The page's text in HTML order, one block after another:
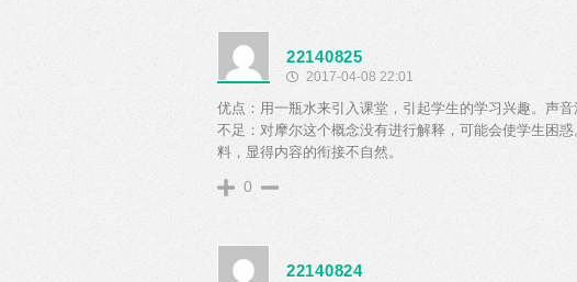
22140825
2017-04-08 22:01
优点：用一瓶水来引入课堂，引起学生的学习兴趣。声音
不足：对摩尔这个概念没有进行解释，可能会使学生困
料，显得内容的衔接不自然。
0
22140824